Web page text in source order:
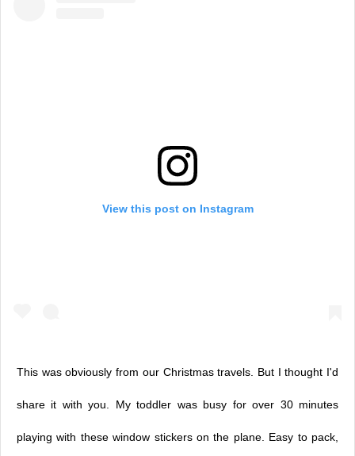
View this post on Instagram
This was obviously from our Christmas travels. But I thought I'd
share it with you. My toddler was busy for over 30 minutes
playing with these window stickers on the plane. Easy to pack,